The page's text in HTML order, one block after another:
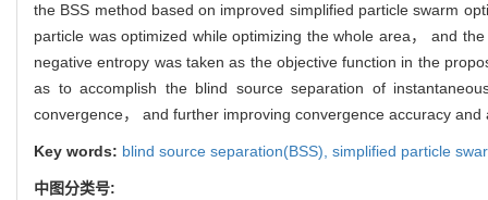
the BSS method based on improved simplified particle swarm
particle was optimized while optimizing the whole area， and
negative entropy was taken as the objective function in the
as to accomplish the blind source separation of
convergence， and further improving convergence accuracy
Key words: blind source separation(BSS), simplified particle
中图分类号: